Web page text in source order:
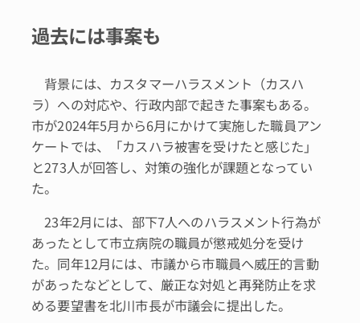
過去には事案も
背景には、カスタマーハラスメント（カスハ
ラ）への対応や、行政内部で起きた事案もある。
市が2024年5月から6月にかけて実施した職員アン
ケートでは、「カスハラ被害を受けたと感じた」
と273人が回答し、対策の強化が課題となってい
た。
23年2月には、部下7人へのハラスメント行為が
あったとして市立病院の職員が懲戒処分を受け
た。同年12月には、市議から市職員へ威圧的言動
があったなどとして、厳正な対処と再発防止を求
める要望書を北川市長が市議会に提出した。